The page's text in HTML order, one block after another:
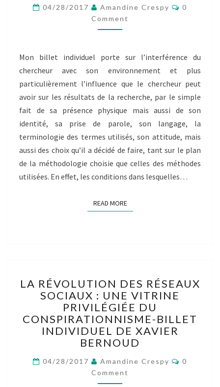
ET
DE
CE
DERNIER
SON
ENVIRONNEMENT.-
BILLET
INDIVIDUEL
D’ALEXIS
CLEREBAUT
04/28/2017 Amandine Crespy
0
Comment
Mon billet individuel porte sur l’interférence du
chercheur avec son environnement et plus
particulièrement l’influence que le chercheur peut
avoir sur les résultats de la recherche, par le simple
fait de sa présence physique mais aussi de son
identité, sa prise de parole, son langage, la
terminologie des termes utilisés, son attitude, mais
aussi des choix qu’il a décidé de faire, tant sur le plan
de la méthodologie choisie que celles des méthodes
utilisées. En effet, les conditions dans lesquelles…
READ MOREREAD MORE
RÉVOLUTION
DES
RÉSEAUX
SOCIAUX :
UNE
VITRINE
PRIVILÉGIÉE
DU
CONSPIRATIONNISME-
BILLET
LA RÉVOLUTION DES RÉSEAUX
SOCIAUX : UNE VITRINE
PRIVILÉGIÉE DU
CONSPIRATIONNISME-BILLET
INDIVIDUEL DE XAVIER
BERNOUD
04/28/2017 Amandine Crespy
0
Comment